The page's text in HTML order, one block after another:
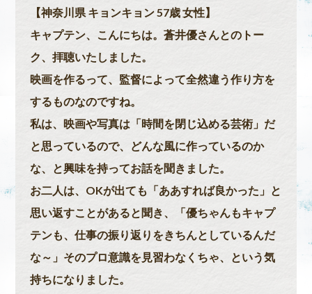
【神奈川県 キョンキョン 57歳 女性】
キャプテン、こんにちは。蒼井優さんとのトー
ク、拝聴いたしました。
映画を作るって、監督によって全然違う作り方を
するものなのですね。
私は、映画や写真は「時間を閉じ込める芸術」だ
と思っているので、どんな風に作っているのか
な、と興味を持ってお話を聞きました。
お二人は、OKが出ても「ああすれば良かった」と
思い返すことがあると聞き、「優ちゃんもキャプ
テンも、仕事の振り返りをきちんとしているんだ
な～」そのプロ意識を見習わなくちゃ、という気
持ちになりました。